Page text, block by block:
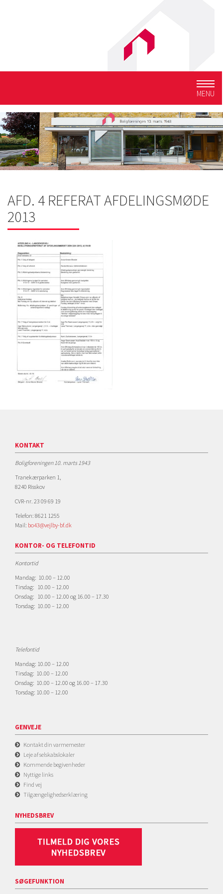
MENU
AFD. 4 REFERAT AFDELINGSMØDE
2013
KONTAKT
Boligforeningen 10. marts 1943
Tranekærparken 1,
8240 Risskov
CVR-nr. 23 09 69 19
Telefon: 8621 1255
Mail: bo43@vejlby-bf.dk
KONTOR- OG TELEFONTID
Kontortid
Mandag: 10.00 – 12.00
Tirsdag: 10.00 – 12.00
Onsdag: 10.00 – 12.00 og 16.00 – 17.30
Torsdag: 10.00 – 12.00
Telefontid
Mandag: 10.00 – 12.00
Tirsdag: 10.00 – 12.00
Onsdag: 10.00 – 12.00 og 16.00 – 17.30
Torsdag: 10.00 – 12.00
GENVEJE
Kontakt din varmemester
Leje af selskabslokaler
Kommende begivenheder
Nyttige links
Find vej
Tilgængelighedserklæring
NYHEDSBREV
SØGEFUNKTION